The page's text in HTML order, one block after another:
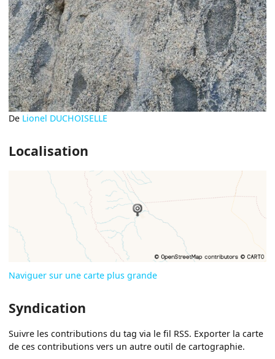
De Lionel DUCHOISELLE
Localisation
Naviguer sur une carte plus grande
Syndication
Suivre les contributions du tag via le fil RSS. Exporter la carte
de ces contributions vers un autre outil de cartographie.